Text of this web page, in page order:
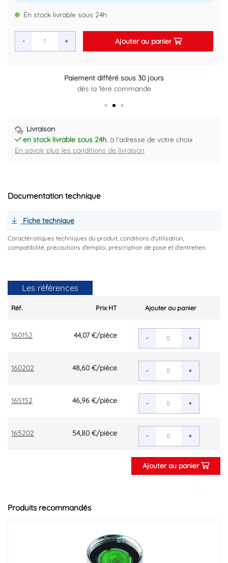
En stock livrable sous 24h
- + Ajouter au panier
Paiement différé sous 30 jours
dès la 1ère commande
Retour gratuit sous 14 jours
Plus d'informations ici
Livraison
en stock livrable sous 24h, à l'adresse de votre choix
En savoir plus les conditions de livraison
Documentation technique
Fiche technique
Caractéristiques techniques du produit, conditions d'utilisation,
compatibilité, précautions d'emploi, prescription de pose et d'entretien.
Les références
Réf. Prix HT Ajouter au panier
160152 44,07 €/pièce - +
160202 48,60 €/pièce - +
165152 46,96 €/pièce - +
165202 54,80 €/pièce - +
Ajouter au panier
Produits recommandés